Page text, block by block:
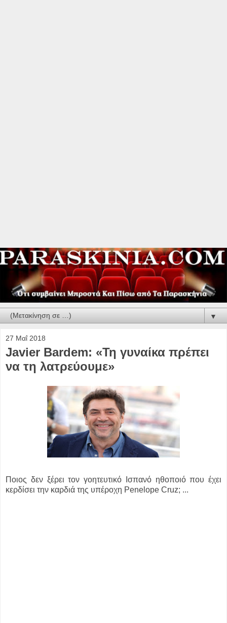
▼
27 Μαΐ 2018
Javier Bardem: «Τη γυναίκα πρέπει
να τη λατρεύουμε»
Ποιος δεν ξέρει τον γοητευτικό Ισπανό ηθοποιό που έχει
κερδίσει την καρδιά της υπέροχη Penelope Cruz; ...